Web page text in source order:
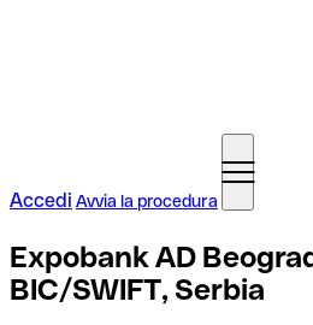
Accedi Avvia la procedura
Expobank AD
BIC/SWIFT, Serbia